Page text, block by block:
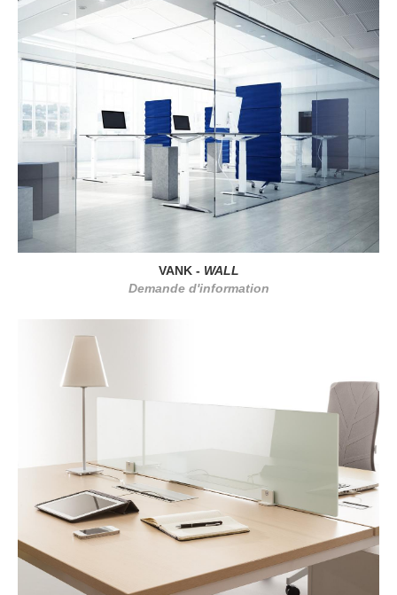
VANK - WALL
Demande d'information